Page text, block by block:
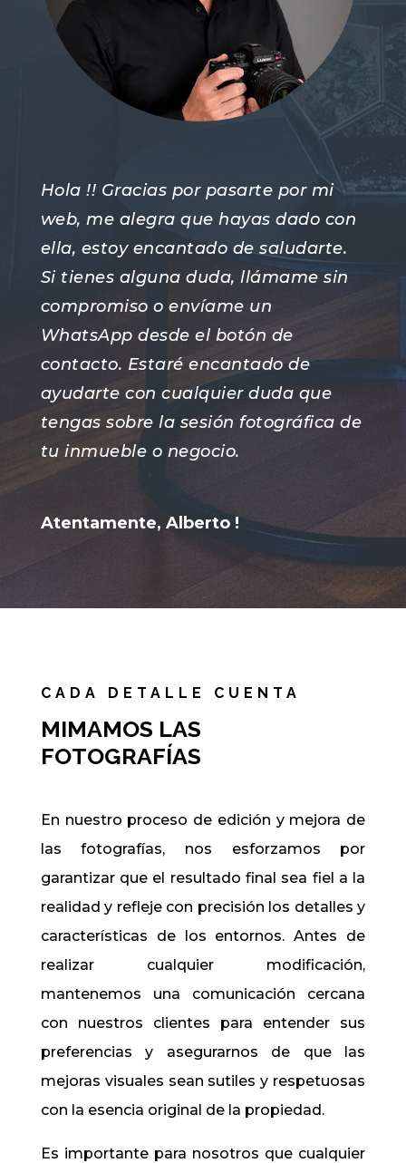
Hola !! Gracias por pasarte por mi
web, me alegra que hayas dado con
ella, estoy encantado de saludarte.
Si tienes alguna duda, llámame sin
compromiso o envíame un
WhatsApp desde el botón de
contacto. Estaré encantado de
ayudarte con cualquier duda que
tengas sobre la sesión fotográfica de
tu inmueble o negocio.
Atentamente, Alberto !
CADA DETALLE CUENTA
MIMAMOS LAS
FOTOGRAFÍAS
En nuestro proceso de edición y mejora de
las fotografías, nos esforzamos por
garantizar que el resultado final sea fiel a la
realidad y refleje con precisión los detalles y
características de los entornos. Antes de
realizar cualquier modificación,
mantenemos una comunicación cercana
con nuestros clientes para entender sus
preferencias y asegurarnos de que las
mejoras visuales sean sutiles y respetuosas
con la esencia original de la propiedad.
Es importante para nosotros que cualquier